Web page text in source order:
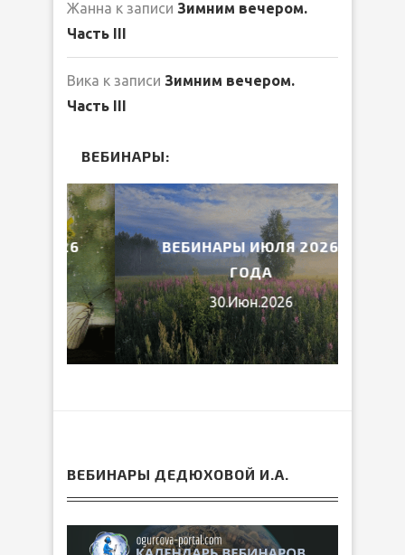
Жанна к записи Зимним вечером.
Часть III
Вика к записи Зимним вечером.
Часть III
ВЕБИНАРЫ:
ВЕБИНАРЫ ИЮЛЯ 2026
ГОДА
30.Июн.2026
ВЕБИНАРЫ ДЕДЮХОВОЙ И.А.